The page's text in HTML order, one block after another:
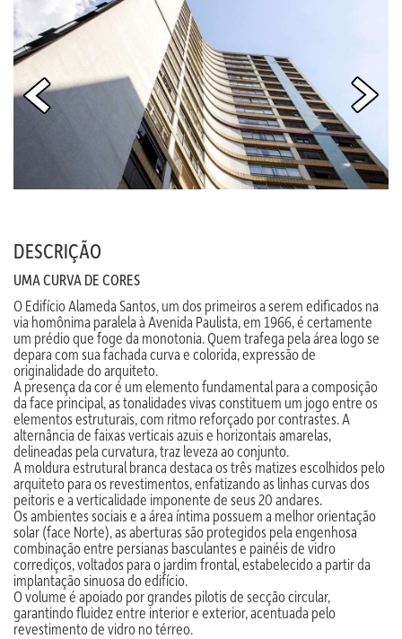
DESCRIÇÃO
UMA CURVA DE CORES
O Edifício Alameda Santos, um dos primeiros a serem edificados na
via homônima paralela à Avenida Paulista, em 1966, é certamente
um prédio que foge da monotonia. Quem trafega pela área logo se
depara com sua fachada curva e colorida, expressão de
originalidade do arquiteto.
A presença da cor é um elemento fundamental para a composição
da face principal, as tonalidades vivas constituem um jogo entre os
elementos estruturais, com ritmo reforçado por contrastes. A
alternância de faixas verticais azuis e horizontais amarelas,
delineadas pela curvatura, traz leveza ao conjunto.
A moldura estrutural branca destaca os três matizes escolhidos pelo
arquiteto para os revestimentos, enfatizando as linhas curvas dos
peitoris e a verticalidade imponente de seus 20 andares.
Os ambientes sociais e a área íntima possuem a melhor orientação
solar (face Norte), as aberturas são protegidos pela engenhosa
combinação entre persianas basculantes e painéis de vidro
corrediços, voltados para o jardim frontal, estabelecido a partir da
implantação sinuosa do edifício.
O volume é apoiado por grandes pilotis de secção circular,
garantindo fluidez entre interior e exterior, acentuada pelo
revestimento de vidro no térreo.